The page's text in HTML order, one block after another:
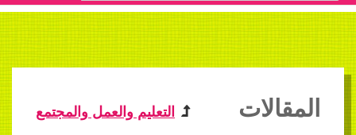
التعليم والعمل والمجتمع المقالات